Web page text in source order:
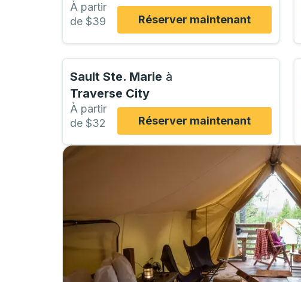
À partir
de $39
Réserver maintenant
Sault Ste. Marie à
Traverse City
À partir
de $32
Réserver maintenant